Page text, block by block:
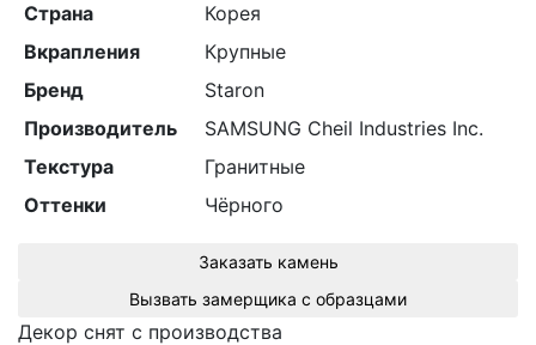
Страна
Корея
Вкрапления
Крупные
Бренд
Staron
Производитель
SAMSUNG Cheil Industries Inc.
Текстура
Гранитные
Оттенки
Чёрного
Заказать камень
Вызвать замерщика с образцами
Декор снят с производства